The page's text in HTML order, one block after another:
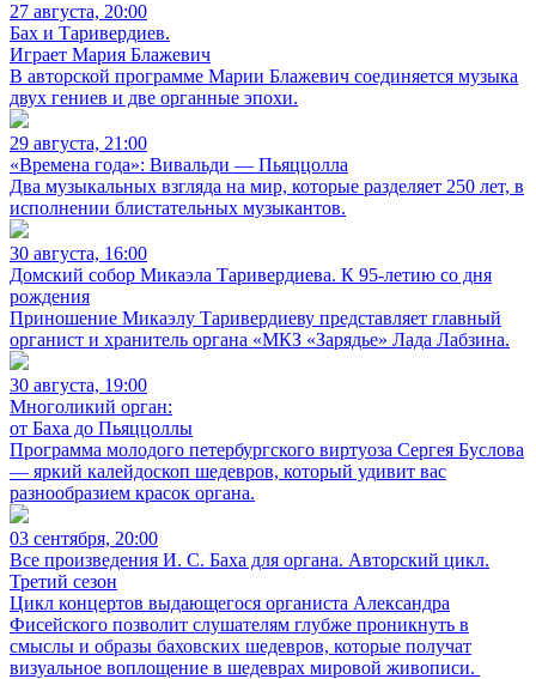
27 августа, 20:00
Бах и Таривердиев.
Играет Мария Блажевич
В авторской программе Марии Блажевич соединяется музыка
двух гениев и две органные эпохи.
29 августа, 21:00
«Времена года»: Вивальди — Пьяццолла
Два музыкальных взгляда на мир, которые разделяет 250 лет, в
исполнении блистательных музыкантов.
30 августа, 16:00
Домский собор Микаэла Таривердиева. К 95-летию со дня
рождения
Приношение Микаэлу Таривердиеву представляет главный
органист и хранитель органа «МКЗ «Зарядье» Лада Лабзина.
30 августа, 19:00
Многоликий орган:
от Баха до Пьяццоллы
Программа молодого петербургского виртуоза Сергея Буслова
— яркий калейдоскоп шедевров, который удивит вас
разнообразием красок органа.
03 сентября, 20:00
Все произведения И. С. Баха для органа. Авторский цикл.
Третий сезон
Цикл концертов выдающегося органиста Александра
Фисейского позволит слушателям глубже проникнуть в
смыслы и образы баховских шедевров, которые получат
визуальное воплощение в шедеврах мировой живописи.